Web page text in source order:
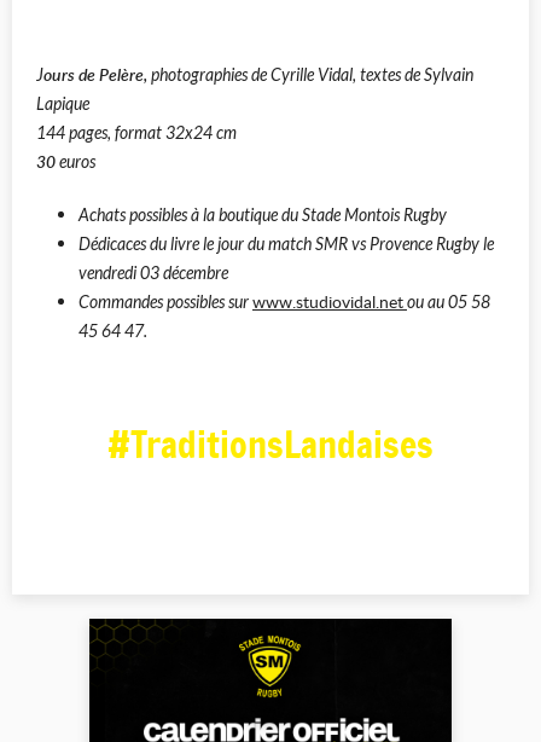
Jours de Pelère, photographies de Cyrille Vidal, textes de Sylvain
Lapique
144 pages, format 32x24 cm
30euros
Achats possibles à la boutique du Stade Montois Rugby
Dédicaces du livre le jour du match SMR vs Provence Rugby le
vendredi 03 décembre
Commandes possibles surwww.studiovidal.netou au 05 58
45 64 47.
#TraditionsLandaises